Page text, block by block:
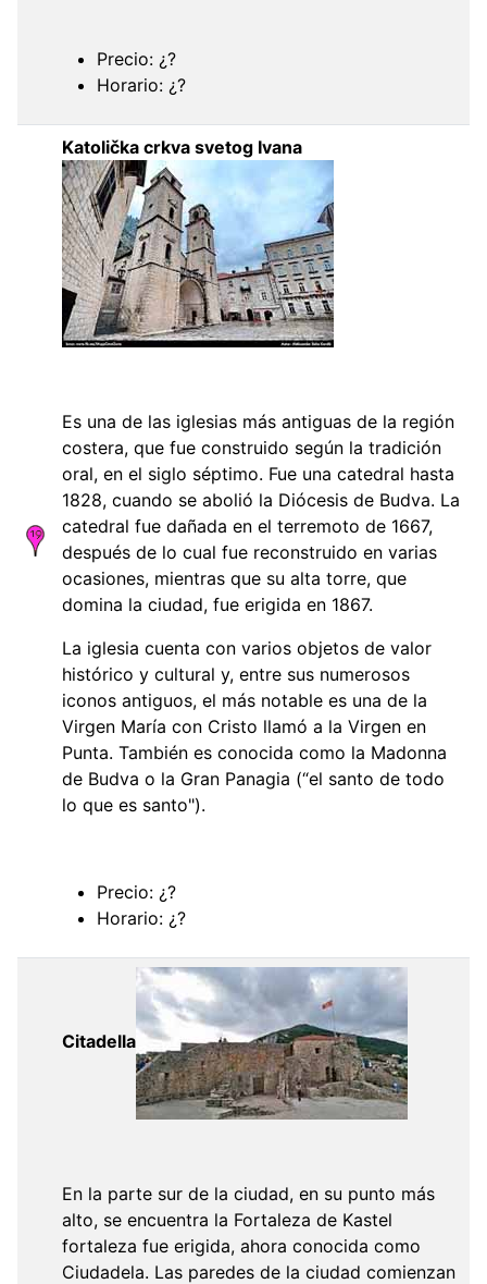
Precio: ¿?
Horario: ¿?
Katolička crkva svetog Ivana
Es una de las iglesias más antiguas de la región
costera, que fue construido según la tradición
oral, en el siglo séptimo. Fue una catedral hasta
1828, cuando se abolió la Diócesis de Budva. La
catedral fue dañada en el terremoto de 1667,
después de lo cual fue reconstruido en varias
ocasiones, mientras que su alta torre, que
domina la ciudad, fue erigida en 1867.
La iglesia cuenta con varios objetos de valor
histórico y cultural y, entre sus numerosos
iconos antiguos, el más notable es una de la
Virgen María con Cristo llamó a la Virgen en
Punta. También es conocida como la Madonna
de Budva o la Gran Panagia (“el santo de todo
lo que es santo").
Precio: ¿?
Horario: ¿?
Citadella
En la parte sur de la ciudad, en su punto más
alto, se encuentra la Fortaleza de Kastel
fortaleza fue erigida, ahora conocida como
Ciudadela. Las paredes de la ciudad comienzan